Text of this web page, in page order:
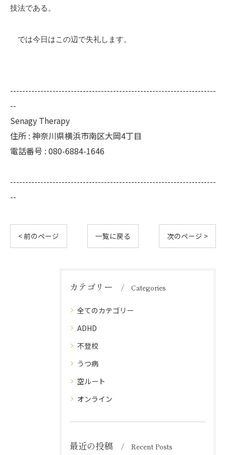
技法である。
では今日はこの辺で失礼します。
--------------------------------------------------------------------
--
Senagy Therapy
住所 : 神奈川県横浜市南区大岡4丁目
電話番号 : 080-6884-1646
--------------------------------------------------------------------
--
< 前のページ 一覧に戻る 次のページ >
カテゴリー Categories
全てのカテゴリー
ADHD
不登校
うつ病
空ルート
オンライン
最近の投稿 Recent Posts